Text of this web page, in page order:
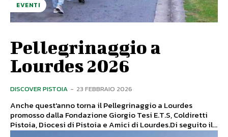
EVENTI
Pellegrinaggio a
Lourdes 2026
DISCOVER PISTOIA - 23 FEBBRAIO 2026
Anche quest'anno torna il Pellegrinaggio a Lourdes
promosso dalla Fondazione Giorgio Tesi E.T.S, Coldiretti
Pistoia, Diocesi di Pistoia e Amici di Lourdes.Di seguito il...